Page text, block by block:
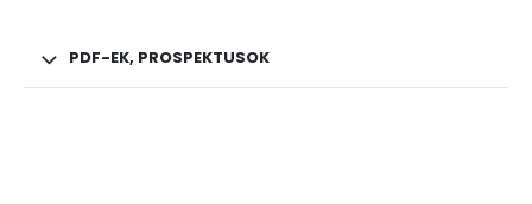
PDF-EK, PROSPEKTUSOK